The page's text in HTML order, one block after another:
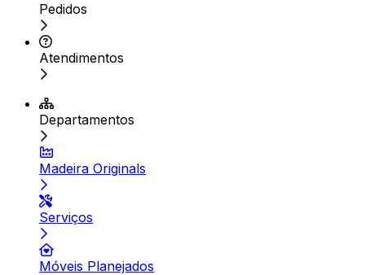
Pedidos
Atendimentos
Departamentos
Madeira Originals
Serviços
Móveis Planejados